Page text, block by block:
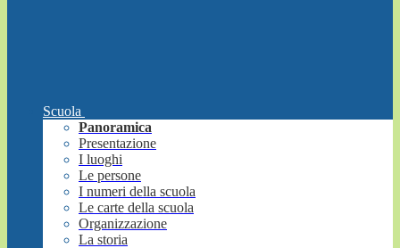
Scuola
Panoramica
Presentazione
I luoghi
Le persone
I numeri della scuola
Le carte della scuola
Organizzazione
La storia